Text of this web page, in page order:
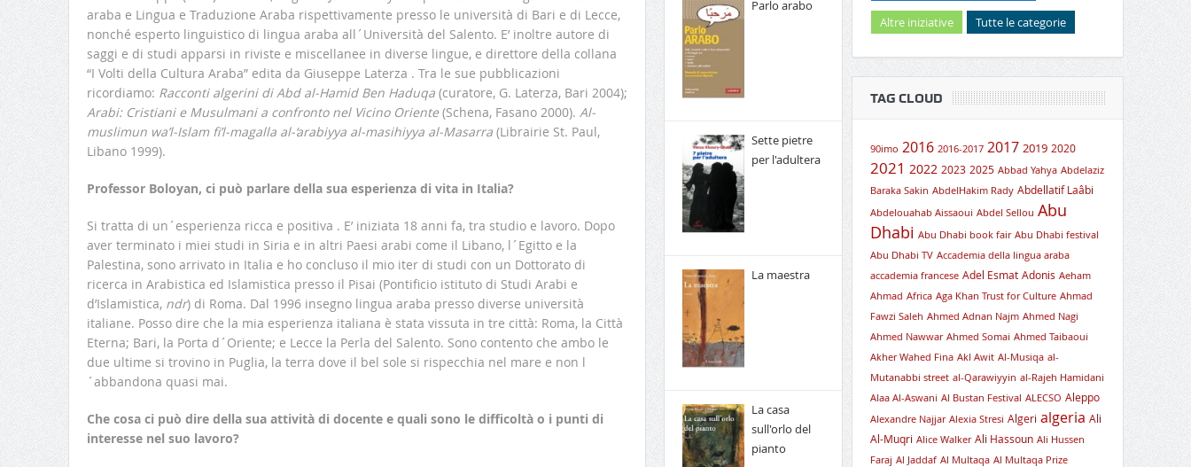
araba e Lingua e Traduzione Araba rispettivamente presso le università di Bari e di Lecce,
nonché esperto linguistico di lingua araba all´Università del Salento. E’ inoltre autore di
saggi e di studi apparsi in riviste e miscellanee in diverse lingue, e direttore della collana
“I Volti della Cultura Araba” edita da Giuseppe Laterza . Tra le sue pubblicazioni
ricordiamo: Racconti algerini di Abd al-Hamid Ben Haduqa(curatore, G. Laterza, Bari 2004);
Arabi: Cristiani e Musulmani a confronto nel Vicino Oriente(Schena, Fasano 2000). Al-
muslimun wa’l-Islam fi’l-magalla al-‘arabiyya al-masihiyya al-Masarra(Librairie St. Paul,
Libano 1999).
Professor Boloyan, ci può parlare della sua esperienza di vita in Italia?
Si tratta di un´esperienza ricca e positiva . E’ iniziata 18 anni fa, tra studio e lavoro. Dopo
aver terminato i miei studi in Siria e in altri Paesi arabi come il Libano, l´Egitto e la
Palestina, sono arrivato in Italia e ho concluso il mio iter di studi con un Dottorato di
ricerca in Arabistica ed Islamistica presso il Pisai (Pontificio istituto di Studi Arabi e
d’Islamistica, ndr) di Roma. Dal 1996 insegno lingua araba presso diverse università
italiane. Posso dire che la mia esperienza italiana è stata vissuta in tre città: Roma, la Città
Eterna; Bari, la Porta d´Oriente; e Lecce la Perla del Salento. Sono contento che ambo le
due ultime si trovino in Puglia, la terra dove il bel sole si rispecchia nel mare e non l
´abbandona quasi mai.
Che cosa ci può dire della sua attività di docente e quali sono le difficoltà o i punti di
interesse nel suo lavoro?
Parlo arabo
Sette pietre
per l'adultera
La maestra
La casa
sull'orlo del
pianto
Altre iniziative Tutte le categorie
TAG CLOUD
90imo 2016 2016-2017 2017 2019 2020
2021 2022 2023 2025 Abbad Yahya Abdelaziz
Baraka Sakin AbdelHakim Rady Abdellatif Laâbi
Abdelouahab Aissaoui Abdel Sellou Abu
Dhabi Abu Dhabi book fair Abu Dhabi festival
Abu Dhabi TV Accademia della lingua araba
accademia francese Adel Esmat Adonis Aeham
Ahmad Africa Aga Khan Trust for Culture Ahmad
Fawzi Saleh Ahmed Adnan Najm Ahmed Nagi
Ahmed Nawwar Ahmed Somai Ahmed Taibaoui
Akher Wahed Fina Akl Awit Al-Musiqa al-
Mutanabbi street al-Qarawiyyin al-Rajeh Hamidani
Alaa Al-Aswani Al Bustan Festival ALECSO Aleppo
Alexandre Najjar Alexia Stresi Algeri algeria Ali
Al-Muqri Alice Walker Ali Hassoun Ali Hussen
Faraj Al Jaddaf Al Multaqa Al Multaqa Prize